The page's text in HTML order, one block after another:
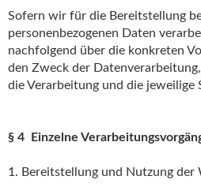
Sofern wir für die Bereitstellung
personenbezogenen Daten
nachfolgend über die konkreten
den Zweck der
die Verarbeitung und die jeweilige
§ 4 Einzelne
1. Bereitstellung und Nutzung der